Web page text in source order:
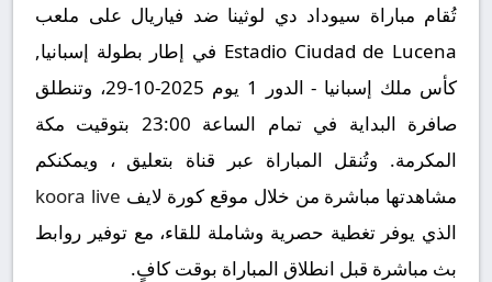
تُقام مباراة سيوداد دي لوثينا ضد فياريال على ملعب
Estadio Ciudad de Lucena في إطار بطولة إسبانيا,
كأس ملك إسبانيا - الدور 1 يوم 2025-10-29، وتنطلق
صافرة البداية في تمام الساعة 23:00 بتوقيت مكة
المكرمة. وتُنقل المباراة عبر قناة بتعليق ، ويمكنكم
مشاهدتها مباشرة من خلال موقع كورة لايف koora live
الذي يوفر تغطية حصرية وشاملة للقاء، مع توفير روابط
بث مباشرة قبل انطلاق المباراة بوقت كافٍ.